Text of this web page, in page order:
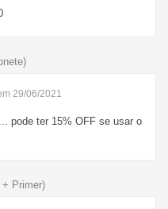
29/06/2021
pode ter 15% OFF se usar o
+ Primer)